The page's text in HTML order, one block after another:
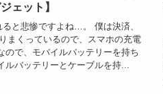
ェット】
と悲惨ですよね…。 僕は決済、
まくっているので、スマホの充電
ので、モバイルバッテリーを持ち
バッテリーとケーブルを持...